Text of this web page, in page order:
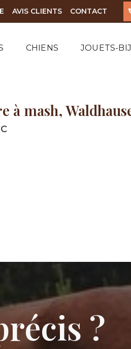
AVIS CLIENTS CONTACT
CHIENS JOUETS-
à mash,
?